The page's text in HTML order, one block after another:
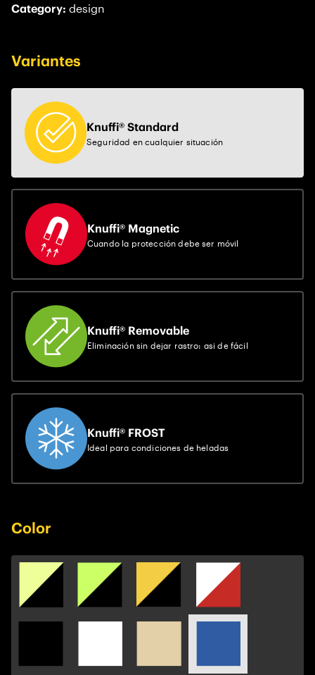
Category: design
Variantes
Knuffi® Standard
Seguridad en cualquier situación
Knuffi® Magnetic
Cuando la protección debe ser móvil
Knuffi® Removable
Eliminación sin dejar rastro: asi de fácil
Knuffi® FROST
Ideal para condiciones de heladas
Color